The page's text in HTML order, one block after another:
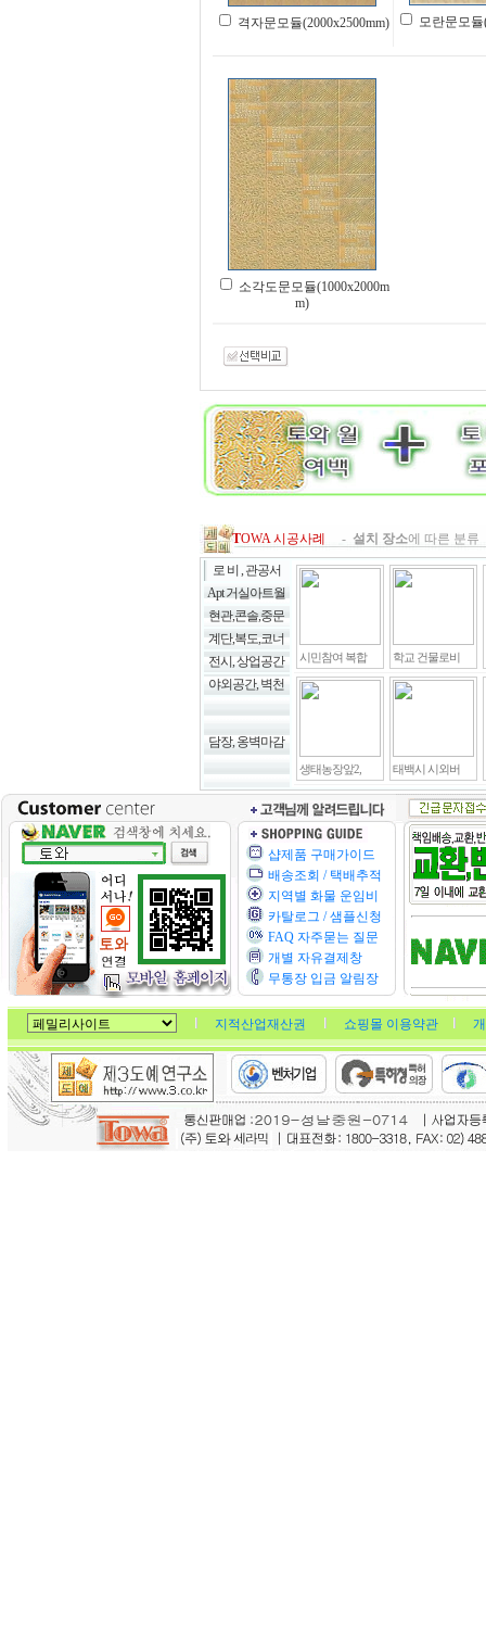
격자문모듈(2000x2500mm) 모란문모듈
소각도문모듈(1000x2000m
m)
TOWA 시공사례 - 설치 장소에 따른 분
로 비 , 관공서
시민참여 복합 학교 건물로비
생태농장앞2, 태백시 시외버
Apt 거실아트월
현관,콘솔,중문
계단,복도,코너
전시, 상업공간
야외공간, 벽천
담장, 옹벽마감
샵제품 구매가이드
배송조회 / 택배추적
지역별 화물 운임비
카탈로그 / 샘플신청
FAQ 자주묻는 질문
개별 자유결제창
무통장 입금 알림장
지적산업재산권 쇼핑몰 이용약관